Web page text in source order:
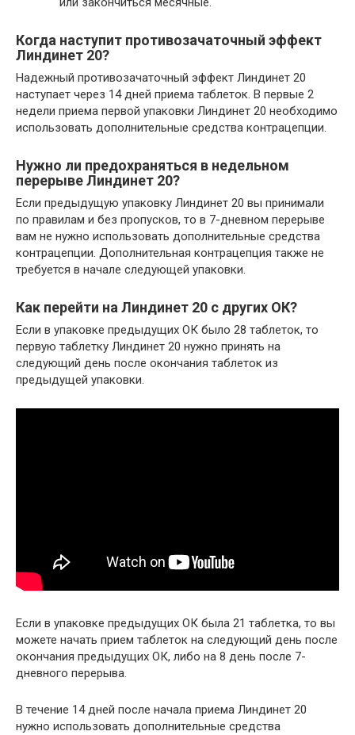
Когда наступит противозачаточный эффект
Линдинет 20?
Надежный противозачаточный эффект Линдинет 20
наступает через 14 дней приема таблеток. В первые 2
недели приема первой упаковки Линдинет 20 необходимо
использовать дополнительные средства контрацепции.
Нужно ли предохраняться в недельном
перерыве Линдинет 20?
Если предыдущую упаковку Линдинет 20 вы принимали
по правилам и без пропусков, то в 7-дневном перерыве
вам не нужно использовать дополнительные средства
контрацепции. Дополнительная контрацепция также не
требуется в начале следующей упаковки.
Как перейти на Линдинет 20 с других ОК?
Если в упаковке предыдущих ОК было 28 таблеток, то
первую таблетку Линдинет 20 нужно принять на
следующий день после окончания таблеток из
предыдущей упаковки.
Если в упаковке предыдущих ОК была 21 таблетка, то вы
можете начать прием таблеток на следующий день после
окончания предыдущих ОК, либо на 8 день после 7-
дневного перерыва.
В течение 14 дней после начала приема Линдинет 20
нужно использовать дополнительные средства